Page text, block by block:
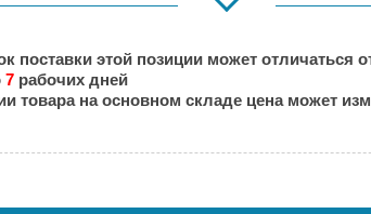
Есть
Есть
Есть
поставки этой позиции может отличаться
7 рабочих дней
товара на основном складе цена может